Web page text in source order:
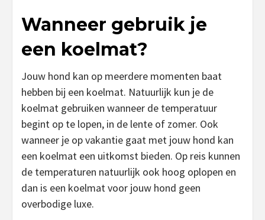
Wanneer gebruik je
een koelmat?
Jouw hond kan op meerdere momenten baat
hebben bij een koelmat. Natuurlijk kun je de
koelmat gebruiken wanneer de temperatuur
begint op te lopen, in de lente of zomer. Ook
wanneer je op vakantie gaat met jouw hond kan
een koelmat een uitkomst bieden. Op reis kunnen
de temperaturen natuurlijk ook hoog oplopen en
dan is een koelmat voor jouw hond geen
overbodige luxe.